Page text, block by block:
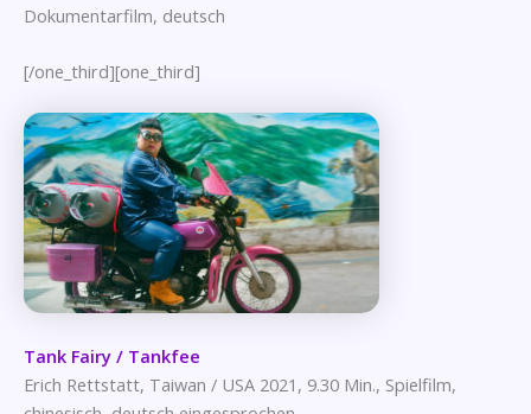
Dokumentarfilm, deutsch
[/one_third][one_third]
Tank Fairy / Tankfee
Erich Rettstatt, Taiwan / USA 2021, 9.30 Min., Spielfilm,